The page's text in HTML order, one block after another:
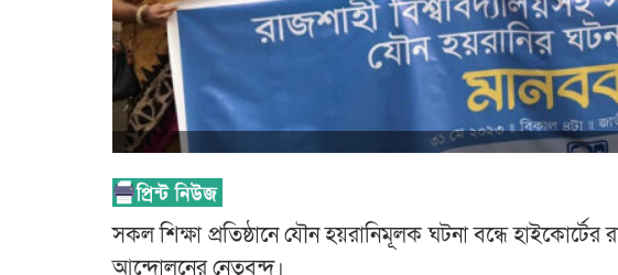
সকল শিক্ষা প্রতিষ্ঠানে যৌন হয়রানিমূলক ঘটনা বন্ধে হাইকোর্টের
আন্দোলনের নেতৃবৃন্দ।